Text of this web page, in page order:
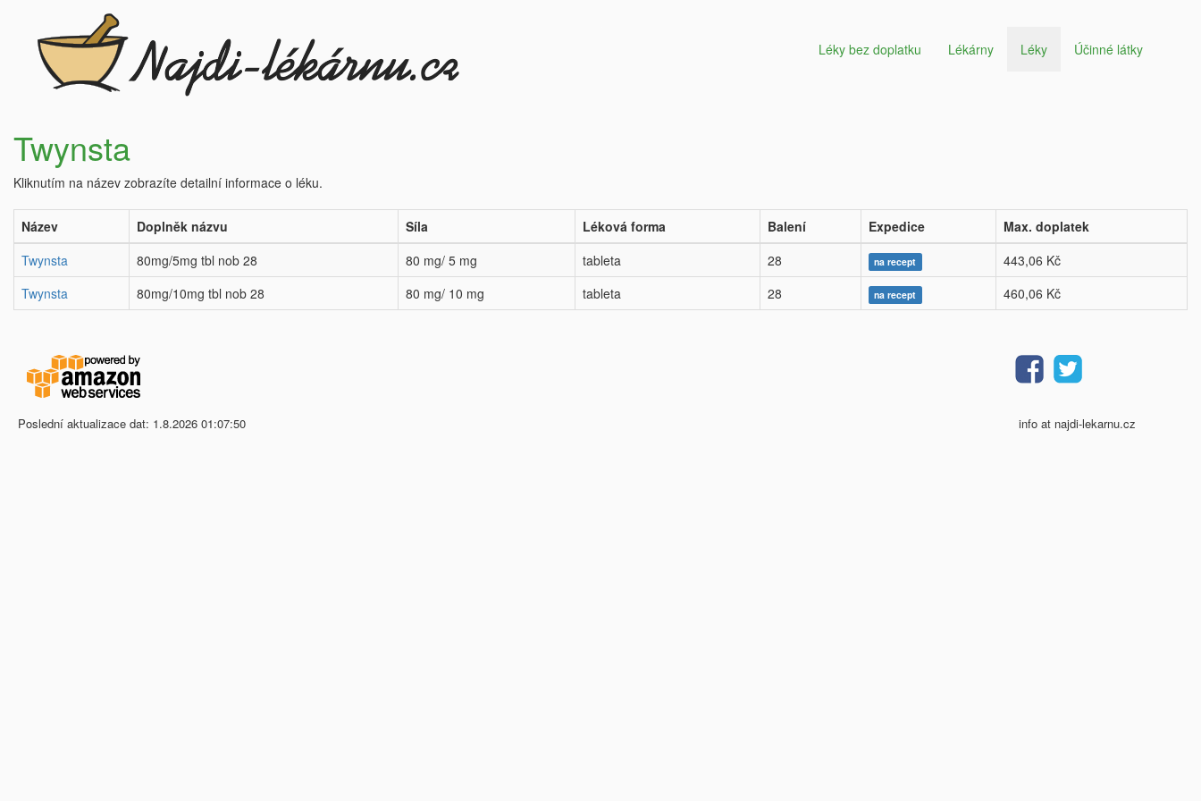
Léky bez doplatku Lékárny Léky Účinné látky
Twynsta
Kliknutím na název zobrazíte detailní informace o léku.
Název Doplněk názvu Síla Léková forma Balení Expedice
Max. doplatek
Twynsta
80mg/5mg tbl nob 28 80 mg/ 5 mg tableta 28 na recept
443,06 Kč
Twynsta
80mg/10mg tbl nob 28 80 mg/ 10 mg tableta 28 na recept 460,06 Kč
Poslední aktualizace dat: 1.8.2026 01:07:50 info at najdi-lekarnu.cz